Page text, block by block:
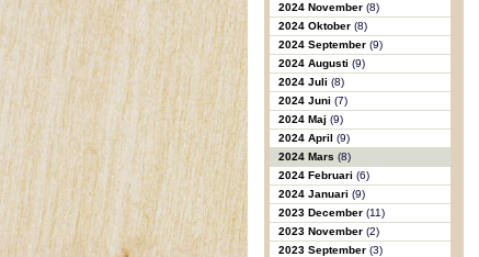
2024 November (8)
2024 Oktober (8)
2024 September (9)
2024 Augusti (9)
2024 Juli (8)
2024 Juni (7)
2024 Maj (9)
2024 April (9)
2024 Mars (8)
2024 Februari (6)
2024 Januari (9)
2023 December (11)
2023 November (2)
2023 September (3)